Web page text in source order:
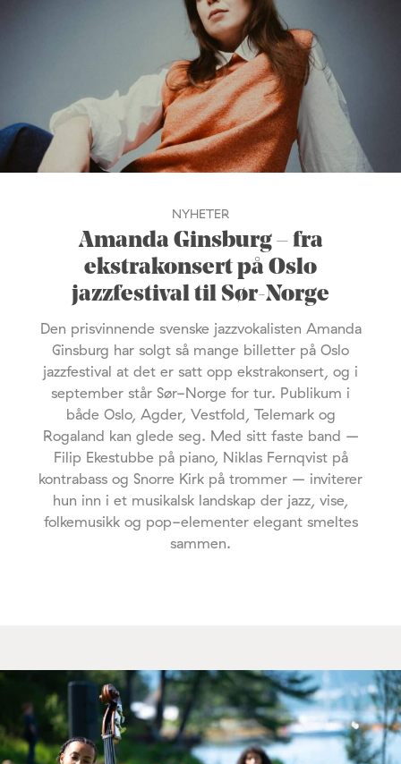
NYHETER
Amanda Ginsburg – fra
ekstrakonsert på Oslo
jazzfestival til Sør-Norge
Den prisvinnende svenske jazzvokalisten Amanda
Ginsburg har solgt så mange billetter på Oslo
jazzfestival at det er satt opp ekstrakonsert, og i
september står Sør-Norge for tur. Publikum i
både Oslo, Agder, Vestfold, Telemark og
Rogaland kan glede seg. Med sitt faste band –
Filip Ekestubbe på piano, Niklas Fernqvist på
kontrabass og Snorre Kirk på trommer – inviterer
hun inn i et musikalsk landskap der jazz, vise,
folkemusikk og pop-elementer elegant smeltes
sammen.